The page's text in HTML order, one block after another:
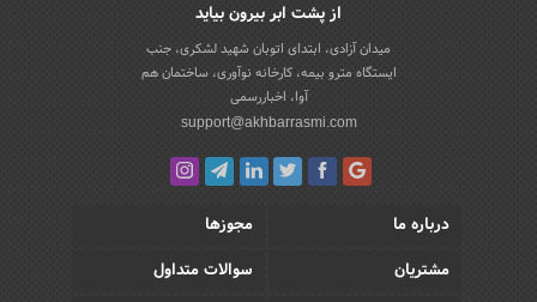
از پشت ابر بیرون بیاید
میدان آزادی، ابتدای اتوبان شهید لشکری، جنب
ایستگاه مترو بیمه، کارخانه نوآوری، ساختمان هم
آوا، اخباررسمی
support@akhbarrasmi.com
درباره ما
مجوزها
مشتریان
سوالات متداول